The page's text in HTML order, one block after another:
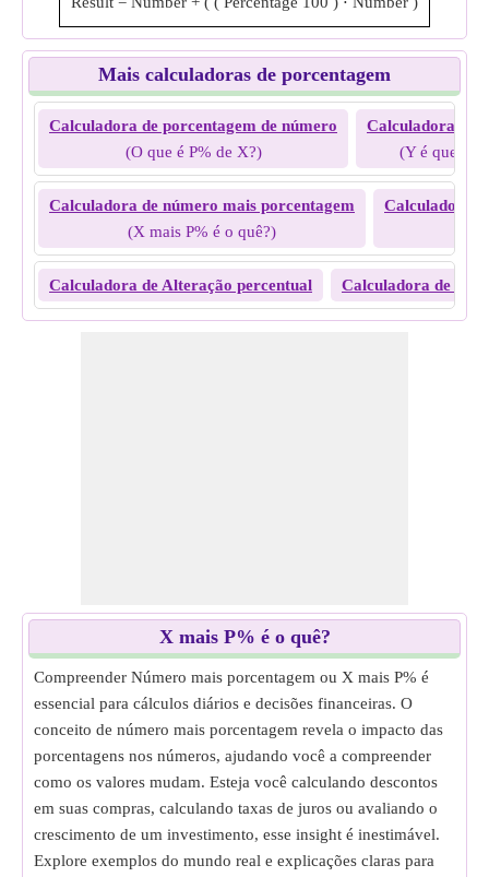
Mais calculadoras de porcentagem
Calculadora de porcentagem de número
(O que é P% de X?)
Calculadora de
(Y é que
Calculadora de número mais porcentagem
(X mais P% é o quê?)
Calculadora
Calculadora de Alteração percentual Calculadora de
X mais P% é o quê?
Compreender Número mais porcentagem ou X mais P% é
essencial para cálculos diários e decisões financeiras. O
conceito de número mais porcentagem revela o impacto das
porcentagens nos números, ajudando você a compreender
como os valores mudam. Esteja você calculando descontos
em suas compras, calculando taxas de juros ou avaliando o
crescimento de um investimento, esse insight é inestimável.
Explore exemplos do mundo real e explicações claras para